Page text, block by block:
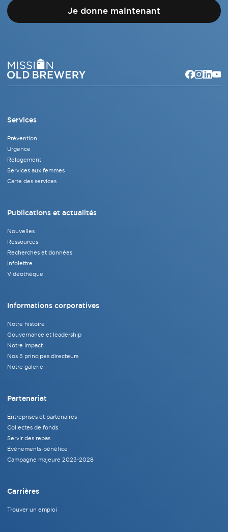
Je donne maintenant
Services
Prévention
Urgence
Relogement
Services aux femmes
Carte des services
Publications et actualités
Nouvelles
Ressources
Recherches et données
Infolettre
Vidéothèque
Informations corporatives
Notre histoire
Gouvernance et leadership
Notre impact
Nos 5 principes directeurs
Notre galerie
Partenariat
Entreprises et partenaires
Collectes de fonds
Servir des repas
Événements-bénéfice
Campagne majeure 2023-2028
Carrières
Trouver un emploi